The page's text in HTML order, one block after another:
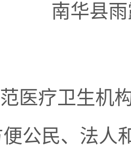
南华县
医疗卫生机
公民、法人